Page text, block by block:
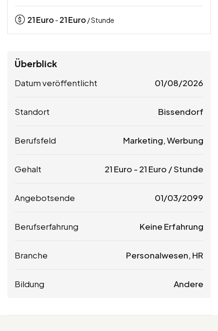
21Euro - 21Euro / Stunde
Überblick
Datum veröffentlicht 01/08/2026
Standort Bissendorf
Berufsfeld Marketing, Werbung
Gehalt 21 Euro - 21 Euro / Stunde
Angebotsende 01/03/2099
Berufserfahrung Keine Erfahrung
Branche Personalwesen, HR
Bildung Andere